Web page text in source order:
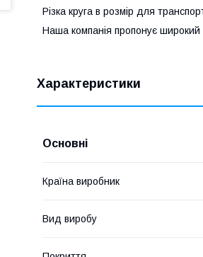
Різка круга в розмір для
Наша компанія пропонує
Характеристики
Основні
Країна виробник
Вид виробу